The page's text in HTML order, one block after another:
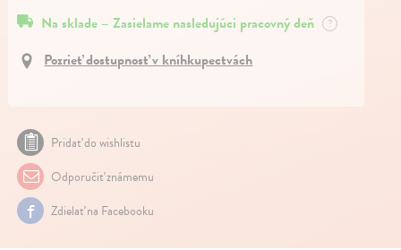
Na sklade – Zasielame nasledujúci pracovný deň ?
Pozrieť dostupnosť v kníhkupectvách
Pridať do wishlistu
Odporučiť známemu
Zdielať na Facebooku